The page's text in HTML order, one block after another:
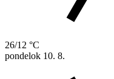
26/12 °C
pondelok 10. 8.